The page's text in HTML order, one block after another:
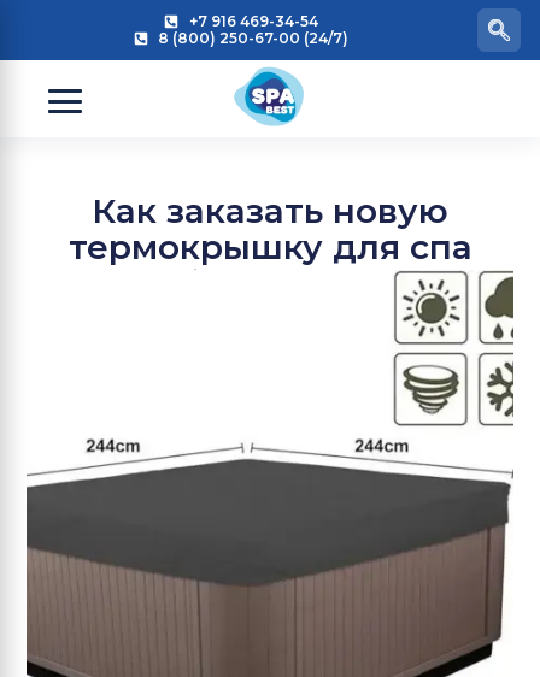
+7 916 469-34-54
8 (800) 250-67-00 (24/7)
Как заказать новую
термокрышку для спа
бассейна?